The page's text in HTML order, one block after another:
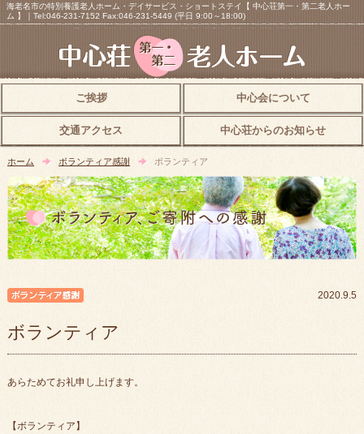
海老名市の特別養護老人ホーム・デイサービス・ショートステイ【 中心荘第一・第二老人ホー
ム 】｜Tel:046-231-7152 Fax:046-231-5449 (平日 9:00～18:00)
ご挨拶 中心会について
交通アクセス 中心荘からのお知らせ
ホーム ボランティア感謝 ボランティア
2020.9.5
ボランティア
あらためてお礼申し上げます。
【ボランティア】